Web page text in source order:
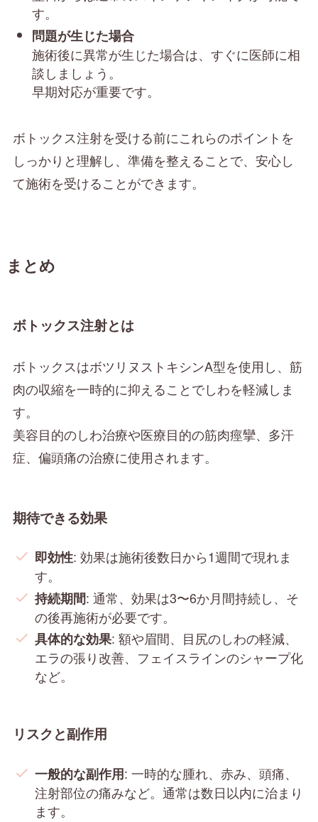
す。
問題が生じた場合
施術後に異常が生じた場合は、すぐに医師に相
談しましょう。
早期対応が重要です。
ボトックス注射を受ける前にこれらのポイントを
しっかりと理解し、準備を整えることで、安心し
て施術を受けることができます。
まとめ
ボトックス注射とは
ボトックスはボツリヌストキシンA型を使用し、筋
肉の収縮を一時的に抑えることでしわを軽減しま
す。
美容目的のしわ治療や医療目的の筋肉痙攣、多汗
症、偏頭痛の治療に使用されます。
期待できる効果
即効性: 効果は施術後数日から1週間で現れま
す。
持続期間: 通常、効果は3〜6か月間持続し、そ
の後再施術が必要です。
具体的な効果: 額や眉間、目尻のしわの軽減、
エラの張り改善、フェイスラインのシャープ化
など。
リスクと副作用
一般的な副作用: 一時的な腫れ、赤み、頭痛、
注射部位の痛みなど。通常は数日以内に治まり
ます。